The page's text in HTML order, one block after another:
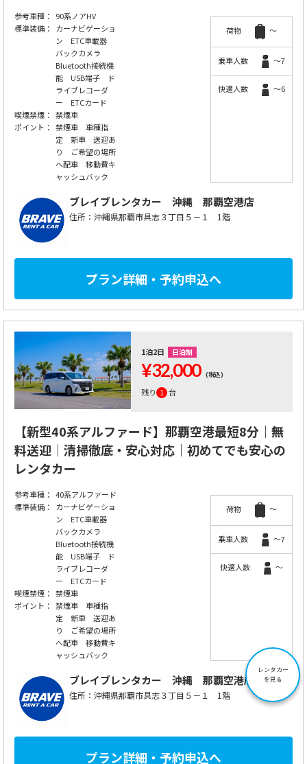
参考車種：
90系ノアHV
標準装備：
カーナビゲーショ
ン ETC車載器
バックカメラ
Bluetooth接続機
能 USB端子 ド
ライブレコーダ
ー ETCカード
喫煙禁煙： 禁煙車
ポイント： 禁煙車 車種指
定 新車 送迎あ
り ご希望の場所
へ配車 移動費キ
ャッシュバック
荷物 ～
乗車人数 ～7
快適人数 ～6
ブレイブレンタカー 沖縄 那覇空港店
住所：沖縄県那覇市具志３丁目５－１ 1階
プラン詳細・予約申込へ
1泊2日 日泊制
¥32,000 (税込)
残り 1 台
【新型40系アルファード】那覇空港最短8分｜無
料送迎｜清掃徹底・安心対応｜初めてでも安心の
レンタカー
参考車種： 40系アルファード
標準装備：
カーナビゲーショ
ン ETC車載器
バックカメラ
Bluetooth接続機
能 USB端子 ド
ライブレコーダ
ー ETCカード
喫煙禁煙： 禁煙車
ポイント： 禁煙車 車種指
定 新車 送迎あ
り ご希望の場所
へ配車 移動費キ
ャッシュバック
荷物 ～
乗車人数 ～7
快適人数 ～
ブレイブレンタカー 沖縄 那覇空港店
住所：沖縄県那覇市具志３丁目５－１ 1階
プラン詳細・予約申込へ
レンタカー
を見る